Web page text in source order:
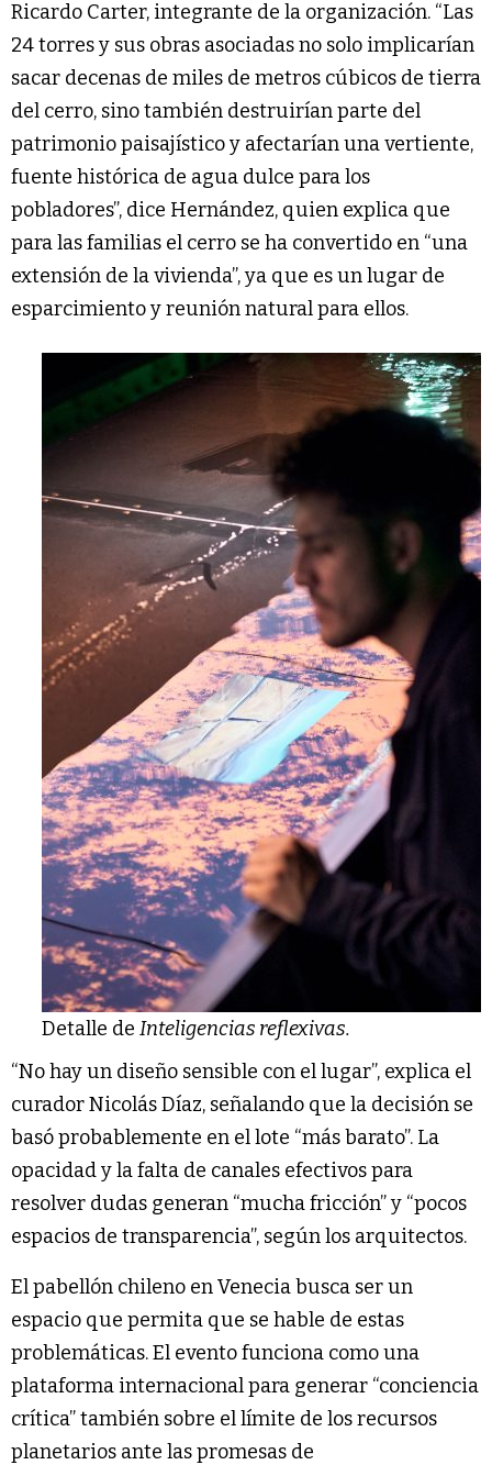
Ricardo Carter, integrante de la organización. “Las
24 torres y sus obras asociadas no solo implicarían
sacar decenas de miles de metros cúbicos de tierra
del cerro, sino también destruirían parte del
patrimonio paisajístico y afectarían una vertiente,
fuente histórica de agua dulce para los
pobladores”, dice Hernández, quien explica que
para las familias el cerro se ha convertido en “una
extensión de la vivienda”, ya que es un lugar de
esparcimiento y reunión natural para ellos.
Detalle de Inteligencias reflexivas.
“No hay un diseño sensible con el lugar”, explica el
curador Nicolás Díaz, señalando que la decisión se
basó probablemente en el lote “más barato”. La
opacidad y la falta de canales efectivos para
resolver dudas generan “mucha fricción” y “pocos
espacios de transparencia”, según los arquitectos.
El pabellón chileno en Venecia busca ser un
espacio que permita que se hable de estas
problemáticas. El evento funciona como una
plataforma internacional para generar “conciencia
crítica” también sobre el límite de los recursos
planetarios ante las promesas de